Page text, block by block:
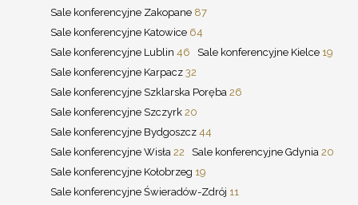
Sale konferencyjne Zakopane 87
Sale konferencyjne Katowice 64
Sale konferencyjne Lublin 46 Sale konferencyjne Kielce 19
Sale konferencyjne Karpacz 32
Sale konferencyjne Szklarska Poręba 26
Sale konferencyjne Szczyrk 20
Sale konferencyjne Bydgoszcz 44
Sale konferencyjne Wisła 22 Sale konferencyjne Gdynia 20
Sale konferencyjne Kołobrzeg 19
Sale konferencyjne Świeradów-Zdrój 11